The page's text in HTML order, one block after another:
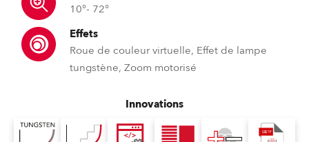
10°- 72°
Effets
Roue de couleur virtuelle, Effet de lampe
tungstène, Zoom motorisé
Innovations